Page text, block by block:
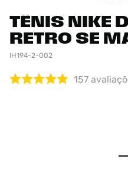
TÊNIS NIKE
RETRO SE
IH194-2-002
157